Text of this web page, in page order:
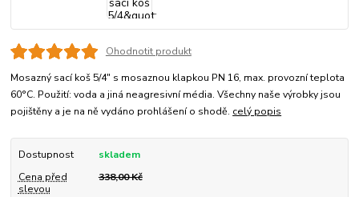
Ohodnotit produkt
Mosazný sací koš 5/4" s mosaznou klapkou PN 16, max. provozní teplota
60°C. Použití: voda a jiná neagresivní média. Všechny naše výrobky jsou
pojištěny a je na ně vydáno prohlášení o shodě. celý popis
Dostupnost
skladem
Cena před
slevou
338,00 Kč